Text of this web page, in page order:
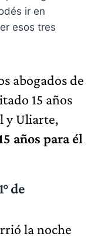
ir en
esos tres
abogados de
15 años
y Uliarte,
años para él
de
la noche